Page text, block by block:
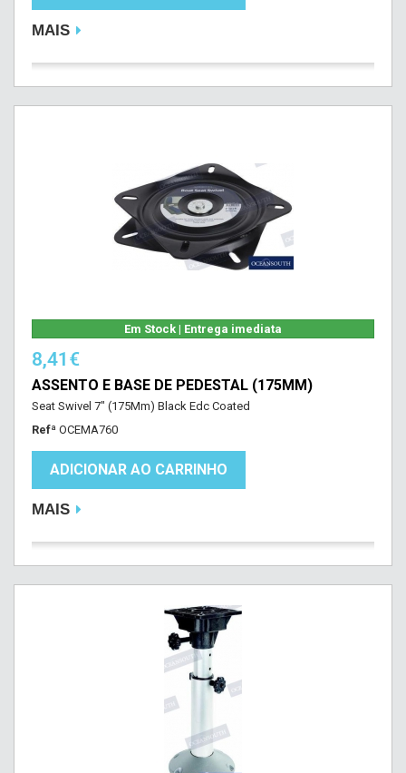
MAIS
Em Stock | Entrega imediata
8,41€
ASSENTO E BASE DE PEDESTAL (175MM)
Seat Swivel 7" (175Mm) Black Edc Coated
Refª OCEMA760
ADICIONAR AO CARRINHO
MAIS